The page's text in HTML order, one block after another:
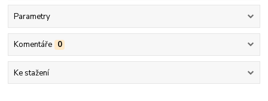
Parametry
Komentáře 0
Ke stažení